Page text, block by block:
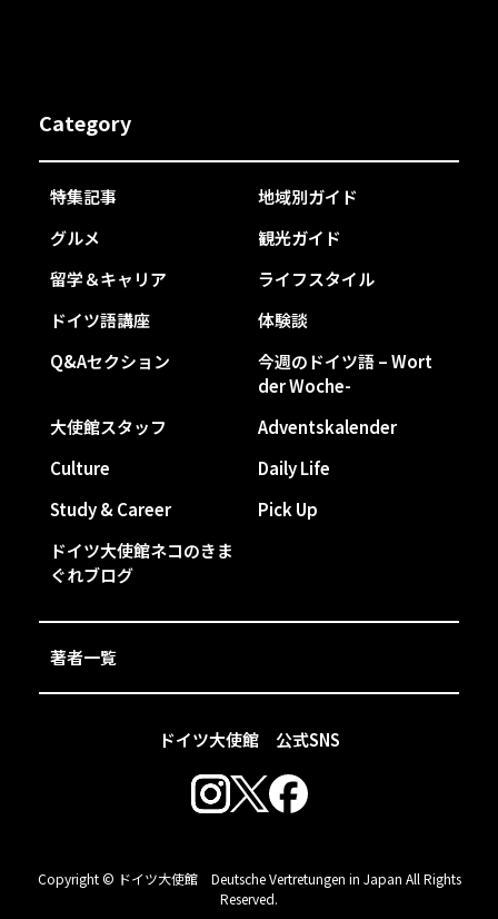
ドイツ大使館 公式SNS
Category
特集記事
地域別ガイド
グルメ
観光ガイド
留学＆キャリア
ライフスタイル
ドイツ語講座
体験談
Q&Aセクション
今週のドイツ語 – Wort
der Woche-
大使館スタッフ
Adventskalender
Culture
Daily Life
Study & Career
Pick Up
ドイツ大使館ネコのきま
ぐれブログ
著者一覧
Copyright © ドイツ大使館 Deutsche Vertretungen in Japan All Rights
Reserved.